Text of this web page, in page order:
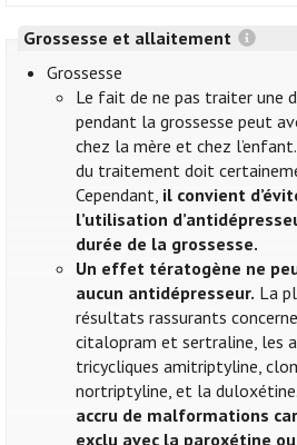
Grossesse et allaitement
Grossesse
Le fait de ne pas traiter une
pendant la grossesse peut
chez la mère et chez
du traitement doit
Cependant, il convient
l’utilisation
durée de la grossesse.
Un effet tératogène ne
aucun antidépresseur. La
résultats rassurants
citalopram et sertraline, les
tricycliques amitriptyline,
nortriptyline, et la duloxétine.
accru de malformations
exclu avec la paroxétine